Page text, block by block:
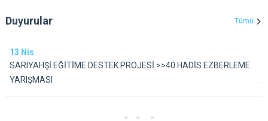
Duyurular Tümü
13 Nis
SARIYAHŞİ EĞİTİME DESTEK PROJESİ >>40 HADİS EZBERLEME
YARIŞMASI